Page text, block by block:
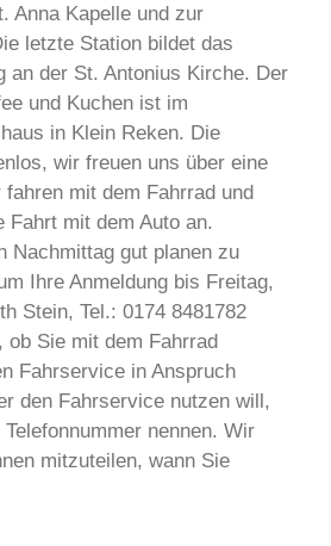
Anna Kapelle und zur
letzte Station bildet das
an der St. Antonius Kirche. Der
und Kuchen ist im
in Klein Reken. Die
wir freuen uns über eine
mit dem Fahrrad und
Fahrt mit dem Auto an.
Nachmittag gut planen zu
Ihre Anmeldung bis Freitag,
Stein, Tel.: 0174 8481782
ob Sie mit dem Fahrrad
Fahrservice in Anspruch
den Fahrservice nutzen will,
nennen. Wir
mitzuteilen, wann Sie